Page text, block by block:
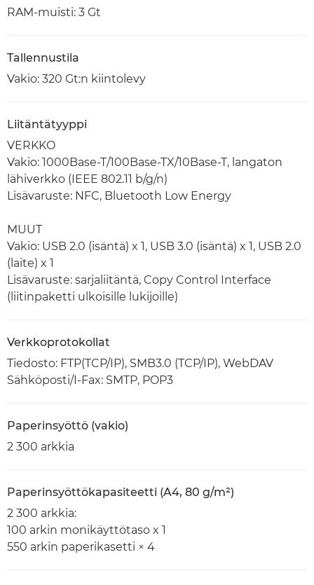
RAM-muisti: 3 Gt
Tallennustila
Vakio: 320 Gt:n kiintolevy
Liitäntätyyppi
VERKKO
Vakio: 1000Base-T/100Base-TX/10Base-T, langaton
lähiverkko (IEEE 802.11 b/g/n)
Lisävaruste: NFC, Bluetooth Low Energy
MUUT
Vakio: USB 2.0 (isäntä) x 1, USB 3.0 (isäntä) x 1, USB 2.0
(laite) x 1
Lisävaruste: sarjaliitäntä, Copy Control Interface
(liitinpaketti ulkoisille lukijoille)
Verkkoprotokollat
Tiedosto: FTP(TCP/IP), SMB3.0 (TCP/IP), WebDAV
Sähköposti/I-Fax: SMTP, POP3
Paperinsyöttö (vakio)
2 300 arkkia
Paperinsyöttökapasiteetti (A4, 80 g/m²)
2 300 arkkia:
100 arkin monikäyttötaso x 1
550 arkin paperikasetti × 4